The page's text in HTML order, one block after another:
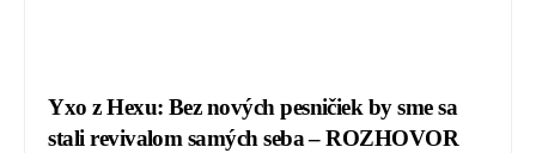
Yxo z Hexu: Bez nových pesničiek by sme sa
stali revivalom samých seba – ROZHOVOR